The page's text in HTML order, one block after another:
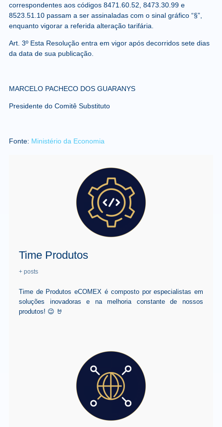
correspondentes aos códigos 8471.60.52, 8473.30.99 e
8523.51.10 passam a ser assinaladas com o sinal gráfico “§”,
enquanto vigorar a referida alteração tarifária.
Art. 3º Esta Resolução entra em vigor após decorridos sete dias
da data de sua publicação.
MARCELO PACHECO DOS GUARANYS
Presidente do Comitê Substituto
Fonte: Ministério da Economia
Time Produtos
+ posts
Time de Produtos eCOMEX é composto por especialistas em
soluções inovadoras e na melhoria constante de nossos
produtos! 😉 🤘